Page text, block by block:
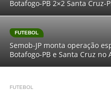
Botafogo-PB 2×2 Santa Cruz-
FUTEBOL
Semob-JP monta operação
Botafogo-PB e Santa Cruz no
FUTEBOL